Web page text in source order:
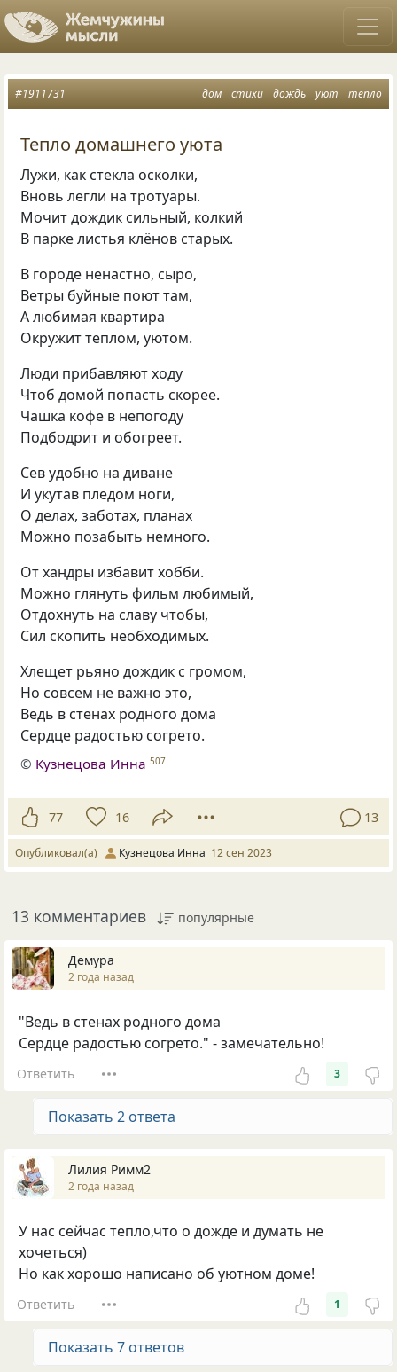
дом стихи дождь уют тепло
#1911731
Тепло домашнего уюта
Лужи, как стекла осколки,
Вновь легли на тротуары.
Мочит дождик сильный, колкий
В парке листья клёнов старых.
В городе ненастно, сыро,
Ветры буйные поют там,
А любимая квартира
Окружит теплом, уютом.
Люди прибавляют ходу
Чтоб домой попасть скорее.
Чашка кофе в непогоду
Подбодрит и обогреет.
Сев удобно на диване
И укутав пледом ноги,
О делах, заботах, планах
Можно позабыть немного.
От хандры избавит хобби.
Можно глянуть фильм любимый,
Отдохнуть на славу чтобы,
Сил скопить необходимых.
Хлещет рьяно дождик с громом,
Но совсем не важно это,
Ведь в стенах родного дома
Сердце радостью согрето.
© Кузнецова Инна 507
77 16 13
Опубликовал(а) Кузнецова Инна 12 сен 2023
13 комментариев популярные
Демура
2 года назад
"Ведь в стенах родного дома
Сердце радостью согрето." - замечательно!
Ответить 3
Показать 2 ответа
Лилия Римм2
2 года назад
У нас сейчас тепло,что о дожде и думать не
хочеться)
Но как хорошо написано об уютном доме!
Ответить 1
Показать 7 ответов